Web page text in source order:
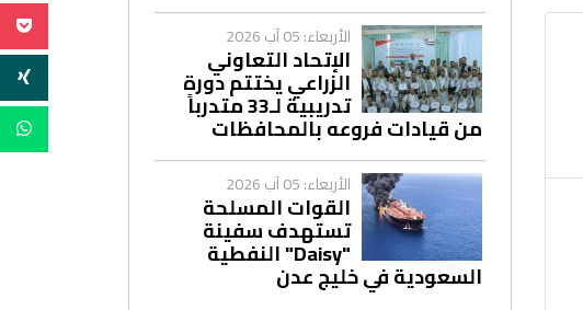
الأربعاء: 05 آب 2026
الإتحاد التعاوني
الزراعي يختتم دورة
تدريبية لـ33 متدرباً
من قيادات فروعه بالمحافظات
الأربعاء: 05 آب 2026
القوات المسلحة
تستهدف سفينة
"Daisy" النفطية
السعودية في خليج عدن